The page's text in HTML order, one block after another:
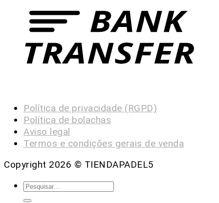
Política de privacidade (RGPD)
Política de bolachas
Aviso legal
Termos e condições gerais de venda
Copyright 2026 © TIENDAPADEL5